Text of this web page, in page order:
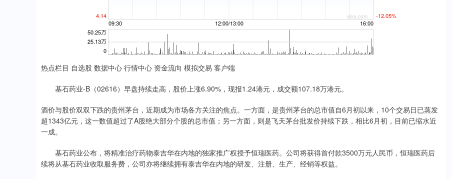
热点栏目 自选股 数据中心 行情中心 资金流向 模拟交易 客户端
基石药业-B（02616）早盘持续走高，股价上涨6.90%，现报1.24港元，成交额107.18万港元。
酒价与股价双双下跌的贵州茅台，近期成为市场各方关注的焦点。一方面，是贵州茅台的总市值自6月初以来，10个交易日已蒸发
超1343亿元，这一数值超过了A股绝大部分个股的总市值；另一方面，则是飞天茅台批发价持续下跌，相比6月初，目前已缩水近
一成。
基石药业公布，将精准治疗药物泰吉华在内地的独家推广权授予恒瑞医药。公司将获得首付款3500万元人民币，恒瑞医药后
续将从基石药业收取服务费，公司亦将继续拥有泰吉华在内地的研发、注册、生产、经销等权益。